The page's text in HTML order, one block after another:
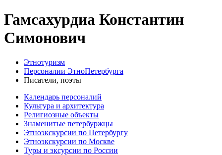
Гамсахурдиа Константин
Симонович
Этнотуризм
Персоналии ЭтноПетербурга
Писатели, поэты
Календарь персоналий
Культура и архитектура
Религиозные объекты
Знаменитые петербуржцы
Этноэкскурсии по Петербургу
Этноэкскурсии по Москве
Туры и эксурсии по России